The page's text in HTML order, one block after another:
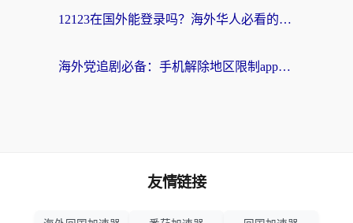
12123在国外能登录吗？海外华人必看的回国加速实用指南
海外党追剧必备：手机解除地区限制app怎么选？解决央视视频&国内剧地区限制全指南
友情链接